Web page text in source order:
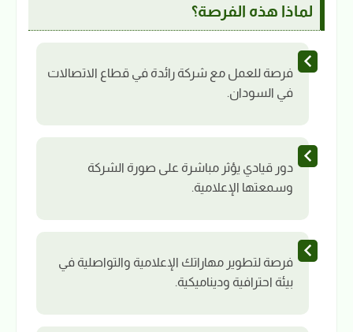
لماذا هذه الفرصة؟
فرصة للعمل مع شركة رائدة في قطاع الاتصالات
في السودان.
دور قيادي يؤثر مباشرة على صورة الشركة
وسمعتها الإعلامية.
فرصة لتطوير مهاراتك الإعلامية والتواصلية في
بيئة احترافية وديناميكية.